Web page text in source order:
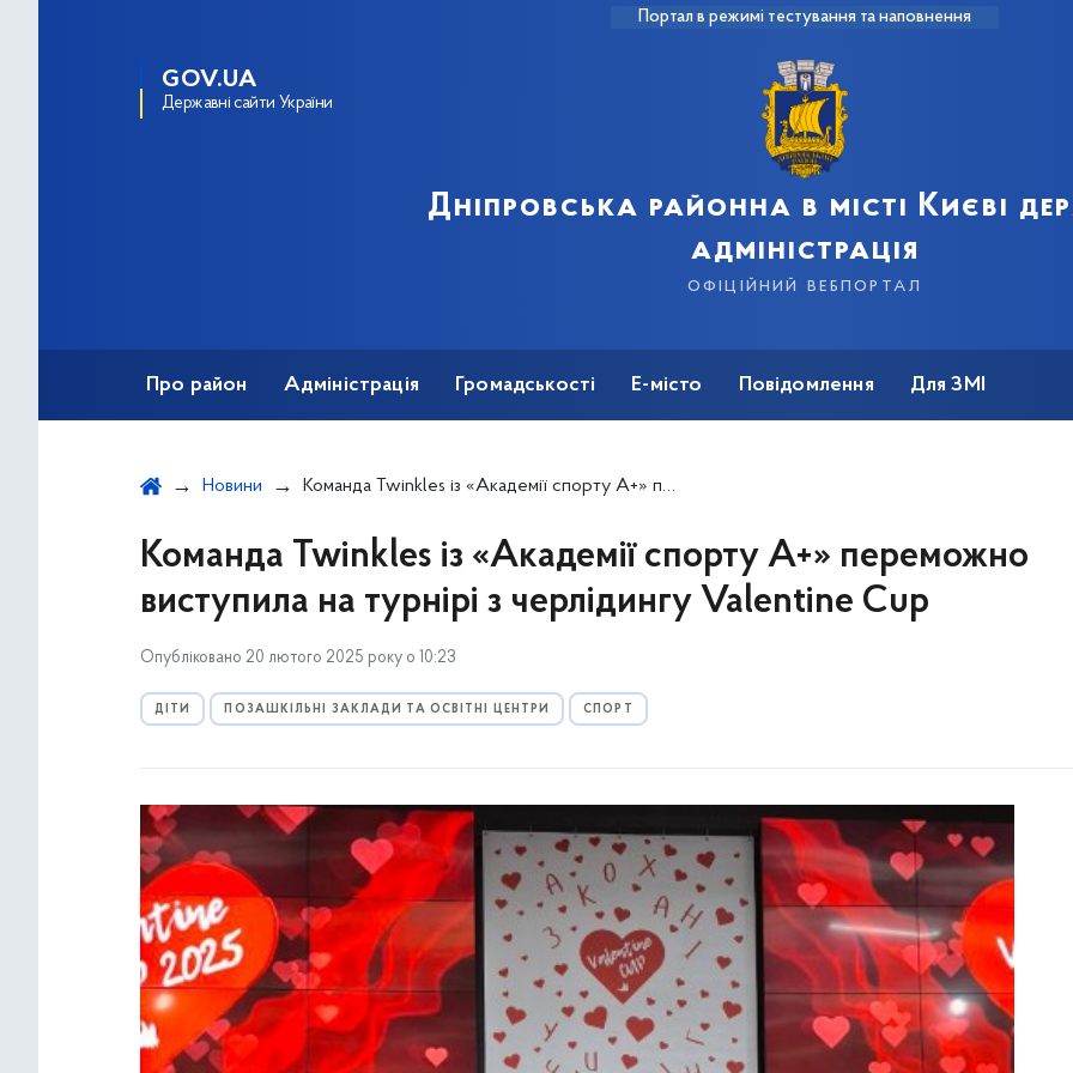
Портал в режимі тестування та наповнення
GOV.UA
Державні сайти України
Дніпровська районна в місті Києві
адміністрація
офіційний вебпортал
Про район Адміністрація Громадськості Е-місто Повідомлення Для ЗМІ
Новини Команда Twinkles із «Академії спорту А+» переможно виступила на турнірі з черлідингу Valentine Cup
Команда Twinkles із «Академії спорту А+» переможно
виступила на турнірі з черлідингу Valentine Cup
Опубліковано 20 лютого 2025 року о 10:23
ДІТИ ПОЗАШКІЛЬНІ ЗАКЛАДИ ТА ОСВІТНІ ЦЕНТРИ СПОРТ